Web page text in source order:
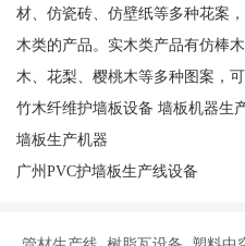
材、仿瓷砖、仿壁纸等多种花案
木类的产品。实木类产品有仿棒
木、花梨、樱桃木等多种图案，
竹木纤维护墙板设备 墙板机器生
墙板生产机器
广州PVC护墙板生产线设备